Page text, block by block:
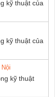
kỹ thuật của
kỹ thuật của
kỹ thuật